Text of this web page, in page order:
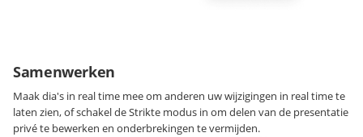
Samenwerken
Maak dia's in real time mee om anderen uw wijzigingen in real time te
laten zien, of schakel de Strikte modus in om delen van de presentatie
privé te bewerken en onderbrekingen te vermijden.